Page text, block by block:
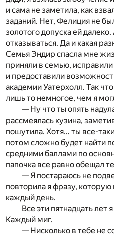
и сама не заметила, как
заданий. Нет, Фелиция не
золотого допуска ей
отказываться. Да и какая
Семья Эндир спасла мне
приняли в семью,
и предоставили
академии Уатерхолл. Так
лишь то немногое, чем я
— Ну что ты опять
рассмеялась кузина,
пошутила. Хотя… ты все-
потом сложно будет найти
средними баллами по
папочка все равно обещал
— Я постараюсь не
повторила я фразу, которую
каждый день.
Все эти пятнадцать лет
Каждый миг.
— Нисколько в тебе не